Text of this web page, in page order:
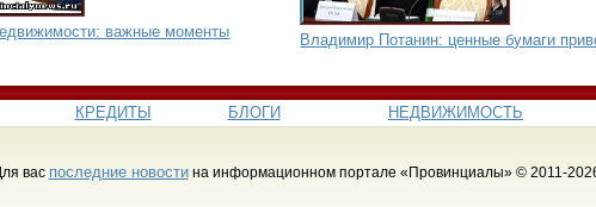
важные моменты
Владимир Потанин: ценные бумаги
КРЕДИТЫ БЛОГИ НЕДВИЖИМОСТЬ
вас последние новостина информационном портале «Провинциалы» © 2011-